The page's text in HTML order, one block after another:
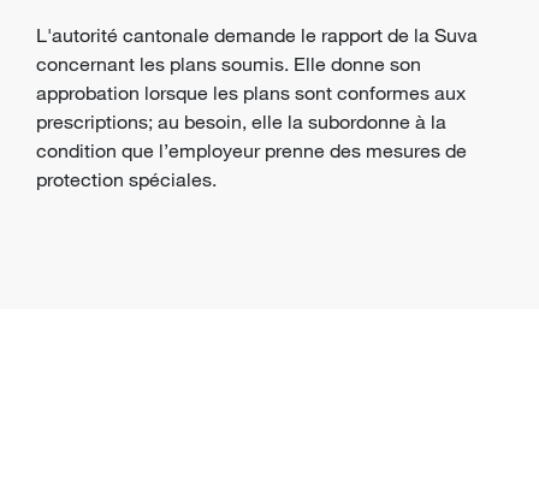
L'autorité cantonale demande le rapport de la Suva
concernant les plans soumis. Elle donne son
approbation lorsque les plans sont conformes aux
prescriptions; au besoin, elle la subordonne à la
condition que l’employeur prenne des mesures de
protection spéciales.